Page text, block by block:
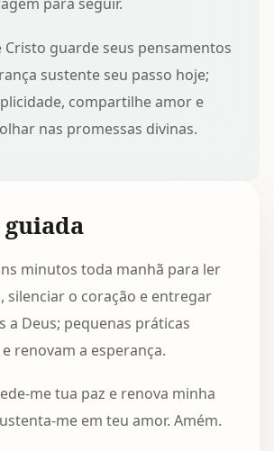
Cristo guarde seus pensamentos
sustente seu passo hoje;
compartilhe amor e
nas promessas divinas.
minutos toda manhã para ler
silenciar o coração e entregar
a Deus; pequenas práticas
renovam a esperança.
me tua paz e renova minha
me em teu amor. Amém.